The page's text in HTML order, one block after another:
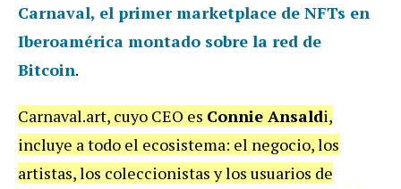
Carnaval, el primermarketplace de NFTs en
Iberoamérica montado sobre la red de
Bitcoin.
Carnaval.art, cuyo CEO es Connie Ansaldi,
incluye a todo el ecosistema: el negocio, los
artistas, los coleccionistas y los usuarios de